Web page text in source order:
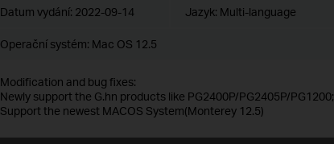
Datum vydání: 2022-09-14 Jazyk: Multi-language
Operační systém: Mac OS 12.5
Modification and bug fixes:
Newly support the G.hn products like PG2400P/PG2405P/PG1200;
Support the newest MACOS System(Monterey 12.5)